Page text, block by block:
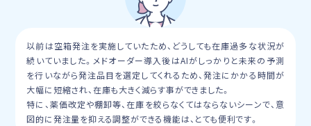
以前は空箱発注を実施していたため、どうしても在庫過多な状況が
続いていました。メドオーダー導入後はAIがしっかりと未来の予測
を行いながら発注品目を選定してくれるため、発注にかかる時間が
大幅に短縮され、在庫も大きく減らす事ができました。
特に、薬価改定や棚卸等、在庫を絞らなくてはならないシーンで、意
図的に発注量を抑える調整ができる機能は、とても便利です。